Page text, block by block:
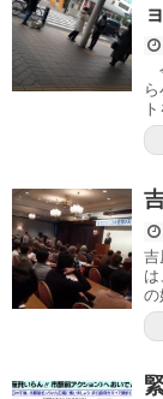
吉
の